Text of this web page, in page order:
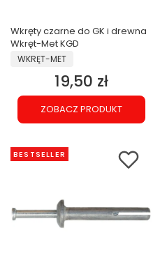
Wkręty czarne do GK i drewna
Wkręt-Met KGD
PRODUCENT
WKRĘT-MET
Cena
19,50 zł
ZOBACZ PRODUKT
BESTSELLER